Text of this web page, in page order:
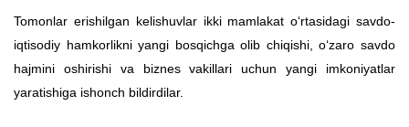
Tomonlar erishilgan kelishuvlar ikki mamlakat o‘rtasidagi savdo-
iqtisodiy hamkorlikni yangi bosqichga olib chiqishi, o‘zaro savdo
hajmini oshirishi va biznes vakillari uchun yangi imkoniyatlar
yaratishiga ishonch bildirdilar.